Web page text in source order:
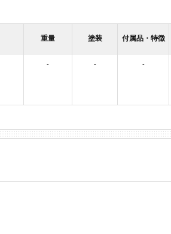
重量 塗装 付属品・特徴
- - -